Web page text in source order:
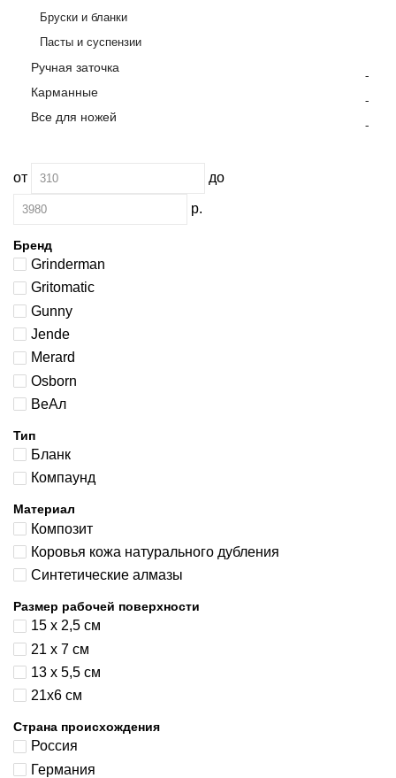
Бруски и бланки
Пасты и суспензии
Ручная заточка -
Карманные -
Все для ножей -
от до
р.
Бренд
Grinderman
Gritomatic
Gunny
Jende
Merard
Osborn
ВеАл
Тип
Бланк
Компаунд
Материал
Композит
Коровья кожа натурального дубления
Синтетические алмазы
Размер рабочей поверхности
15 x 2,5 см
21 x 7 см
13 x 5,5 см
21х6 см
Страна происхождения
Россия
Германия